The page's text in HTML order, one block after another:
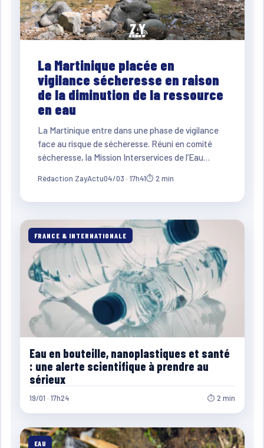
La Martinique placée en
vigilance sécheresse en raison
de la diminution de la ressource
en eau
La Martinique entre dans une phase de vigilance
face au risque de sécheresse. Réuni en comité
sécheresse, la Mission Interservices de l’Eau…
Rédaction ZayActu04/03 · 17h41⏱ 2 min
FRANCE & INTERNATIONALE
Eau en bouteille, nanoplastiques et santé
: une alerte scientifique à prendre au
sérieux
19/01 · 17h24 ⏱ 2 min
EAU